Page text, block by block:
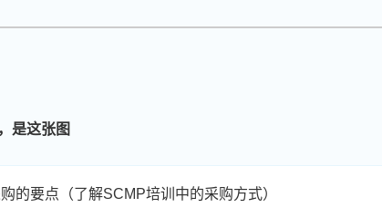
是这张图
的要点（了解SCMP培训中的采购方式）
陈* 186****9205